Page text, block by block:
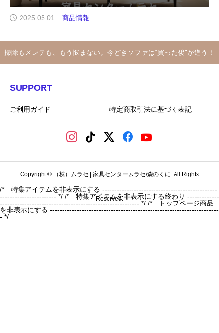
2025.05.01 商品情報
掃除もメンテも、もう悩まない。今どきソファは“買った後”が違う！
SUPPORT
ご利用ガイド 特定商取引法に基づく表記
Copyright © （株）ムラセ | 家具センタームラセ/森のくに. All Rights
Reserved.
/* 特集アイテムを非表示にする -----------------------------------------------
----------------------- */ /* 特集アイテムを非表示にする終わり -------------
--------------------------------------------------------- */ /* トップページ商品
を非表示にする ---------------------------------------------------------------------
- */